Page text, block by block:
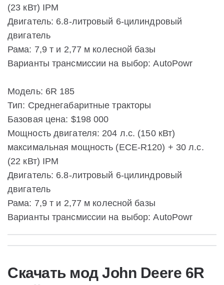
(23 кВт) IPM
Двигатель: 6.8-литровый 6-цилиндровый
двигатель
Рама: 7,9 т и 2,77 м колесной базы
Варианты трансмиссии на выбор: AutoPowr
Модель: 6R 185
Тип: Среднегабаритные тракторы
Базовая цена: $198 000
Мощность двигателя: 204 л.с. (150 кВт)
максимальная мощность (ECE-R120) + 30 л.с.
(22 кВт) IPM
Двигатель: 6.8-литровый 6-цилиндровый
двигатель
Рама: 7,9 т и 2,77 м колесной базы
Варианты трансмиссии на выбор: AutoPowr
Скачать мод John Deere 6R